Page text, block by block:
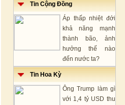
Tin Cộng Đồng
Áp thấp nhiệt đới
khả năng mạnh
thành bão, ảnh
hưởng thế nào
đến nước ta?
Tin Hoa Kỳ
Ông Trump làm gì
với 1,4 tỷ USD thu